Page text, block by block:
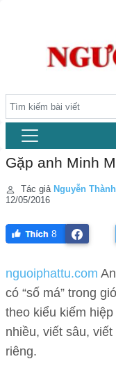
Gặp anh Minh
Tác giả Nguyễn
12/05/2016
8
nguoiphattu.com
có “số má” trong
theo kiểu kiếm
nhiều, viết sâu,
riêng.